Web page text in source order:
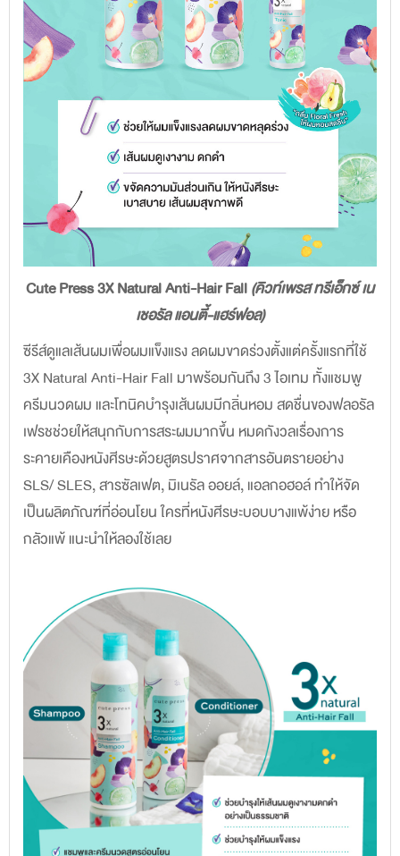
Cute Press 3X Natural Anti-Hair Fall(คิวท์เพรส ทรีเอ็กซ์ เน
เชอรัล แอนตี้-แฮร์ฟอล)
ซีรีส์ดูแลเส้นผมเพื่อผมแข็งแรง ลดผมขาดร่วงตั้งแต่ครั้งแรกที่ใช้
3X Natural Anti-Hair Fall มาพร้อมกันถึง 3 ไอเทม ทั้งแชมพู
ครีมนวดผม และโทนิคบำรุงเส้นผมมีกลิ่นหอม สดชื่นของฟลอรัล
เฟรชช่วยให้สนุกกับการสระผมมากขึ้น หมดกังวลเรื่องการ
ระคายเคืองหนังศีรษะด้วยสูตรปราศจากสารอันตรายอย่าง
SLS/ SLES, สารซัลเฟต, มิเนรัล ออยล์, แอลกอฮอล์ ทำให้จัด
เป็นผลิตภัณฑ์ที่อ่อนโยน ใครที่หนังศีรษะบอบบางแพ้ง่าย หรือ
กลัวแพ้ แนะนำให้ลองใช้เลย